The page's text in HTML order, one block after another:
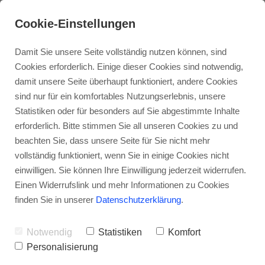
Holzhaus
Anbau
Aufstockung
Terrassenüberdachung
Cookie-Einstellungen
Damit Sie unsere Seite vollständig nutzen können, sind
Cookies erforderlich. Einige dieser Cookies sind notwendig,
damit unsere Seite überhaupt funktioniert, andere Cookies
sind nur für ein komfortables Nutzungserlebnis, unsere
Statistiken oder für besonders auf Sie abgestimmte Inhalte
erforderlich. Bitte stimmen Sie all unseren Cookies zu und
beachten Sie, dass unsere Seite für Sie nicht mehr
vollständig funktioniert, wenn Sie in einige Cookies nicht
einwilligen. Sie können Ihre Einwilligung jederzeit widerrufen.
Einen Widerrufslink und mehr Informationen zu Cookies
finden Sie in unserer Datenschutzerklärung.
Notwendig Statistiken
Komfort
Personalisierung